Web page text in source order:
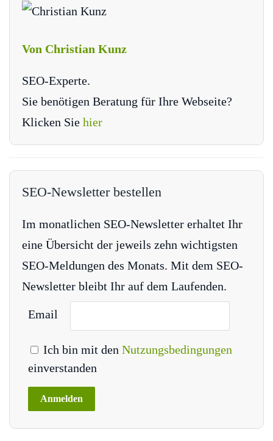
Von Christian Kunz
SEO-Experte.
Sie benötigen Beratung für Ihre Webseite?
Klicken Sie hier
SEO-Newsletter bestellen
Im monatlichen SEO-Newsletter erhaltet Ihr
eine Übersicht der jeweils zehn wichtigsten
SEO-Meldungen des Monats. Mit dem SEO-
Newsletter bleibt Ihr auf dem Laufenden.
Email
Ich bin mit den Nutzungsbedingungen
einverstanden